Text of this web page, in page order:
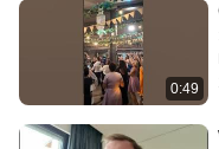
0:49